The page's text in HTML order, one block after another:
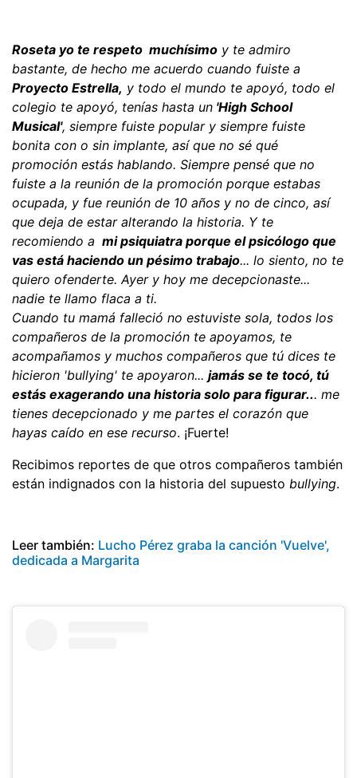
Roseta yo te respeto muchísimo y te admiro
bastante, de hecho me acuerdo cuando fuiste a
Proyecto Estrella, y todo el mundo te apoyó, todo el
colegio te apoyó, tenías hasta un 'High School
Musical', siempre fuiste popular y siempre fuiste
bonita con o sin implante, así que no sé qué
promoción estás hablando. Siempre pensé que no
fuiste a la reunión de la promoción porque estabas
ocupada, y fue reunión de 10 años y no de cinco, así
que deja de estar alterando la historia. Y te
recomiendo a mi psiquiatra porque el psicólogo que
vas está haciendo un pésimo trabajo... lo siento, no te
quiero ofenderte. Ayer y hoy me decepcionaste...
nadie te llamo flaca a ti.
Cuando tu mamá falleció no estuviste sola, todos los
compañeros de la promoción te apoyamos, te
acompañamos y muchos compañeros que tú dices te
hicieron 'bullying' te apoyaron... jamás se te tocó, tú
estás exagerando una historia solo para figurar... me
tienes decepcionado y me partes el corazón que
hayas caído en ese recurso. ¡Fuerte!
Recibimos reportes de que otros compañeros también
están indignados con la historia del supuesto  bullying.
Leer también: Lucho Pérez graba la canción 'Vuelve',
dedicada a Margarita